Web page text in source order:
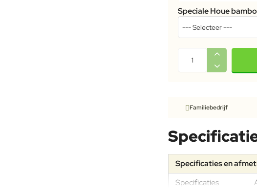
Speciale Houe
Familiebedrijf
Specificaties en
Specificaties